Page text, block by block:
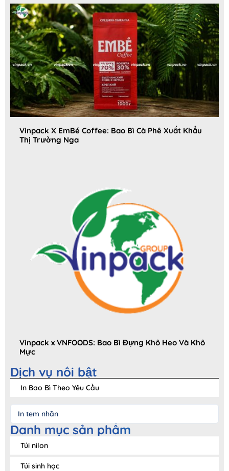
Vinpack X EmBé Coffee: Bao Bì Cà Phê Xuất Khẩu
Thị Trường Nga
Vinpack x VNFOODS: Bao Bì Đựng Khô Heo Và Khô
Mực
Dịch vụ nổi bật
In Bao Bì Theo Yêu Cầu
In tem nhãn
Danh mục sản phẩm
Túi nilon
Túi sinh học